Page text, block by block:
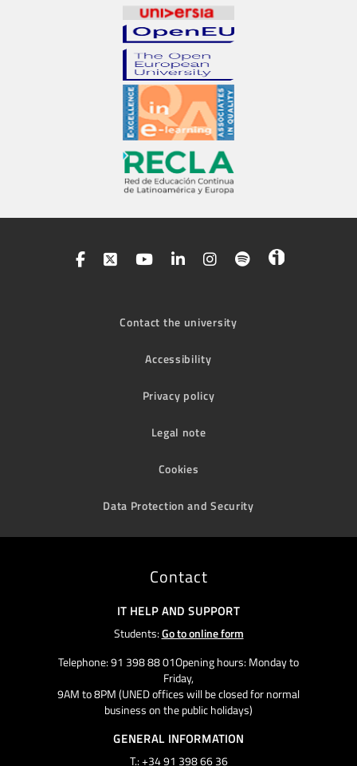
Contact the university
Accessibility
Privacy policy
Legal note
Cookies
Data Protection and Security
Contact
IT HELP AND SUPPORT
Students:Go to online form
Telephone: 91 398 88 01Opening hours: Monday to
Friday,
9AM to 8PM (UNED offices will be closed for normal
business on the public holidays)
GENERAL INFORMATION
T.: +34 91 398 66 36